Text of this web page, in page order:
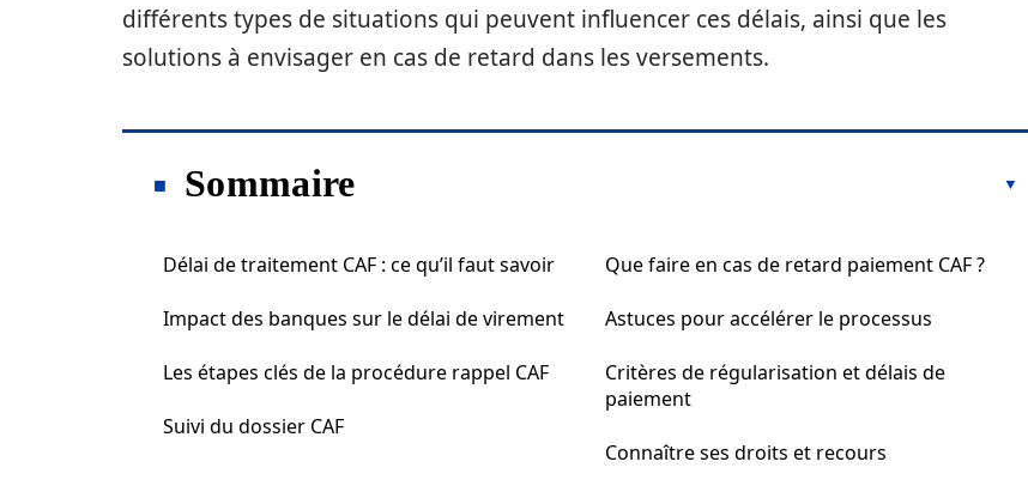
différents types de situations qui peuvent influencer ces délais, ainsi que les
solutions à envisager en cas de retard dans les versements.
Sommaire
Délai de traitement CAF : ce qu’il faut savoir
Impact des banques sur le délai de virement
Les étapes clés de la procédure rappel CAF
Suivi du dossier CAF
Que faire en cas de retard paiement CAF ?
Astuces pour accélérer le processus
Critères de régularisation et délais de
paiement
Connaître ses droits et recours